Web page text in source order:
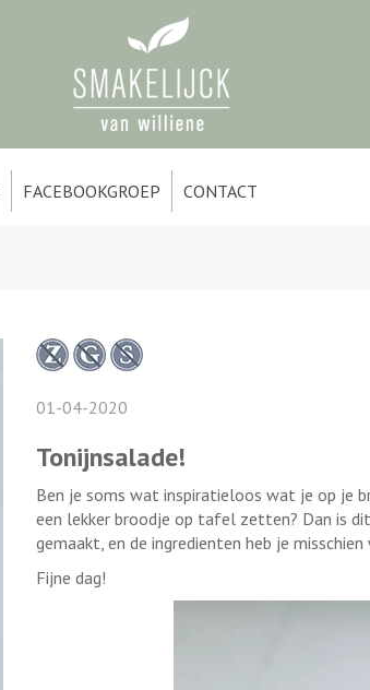
FACEBOOKGROEP CONTACT
01-04-2020
Tonijnsalade!
Ben je soms wat inspiratieloos wat je op je
een lekker broodje op tafel zetten? Dan is
gemaakt, en de ingredienten heb je
Fijne dag!